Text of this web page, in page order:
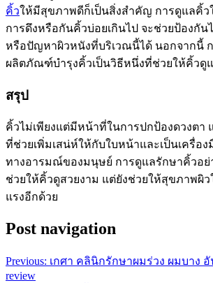
คิ้วให้มีสุขภาพดีก็เป็นสิ่งสำคัญ การดูแลคิ้ว
การดึงหรือกันคิ้วบ่อยเกินไป จะช่วยป้องกัน
หรือปัญหาผิวหนังที่บริเวณนี้ได้ นอกจากนี้
ผลิตภัณฑ์บำรุงคิ้วเป็นวิธีหนึ่งที่ช่วยให้คิ้วดูแ
สรุป
คิ้วไม่เพียงแต่มีหน้าที่ในการปกป้องดวงตา
ที่ช่วยเพิ่มเสน่ห์ให้กับใบหน้าและเป็นเครื่อ
ทางอารมณ์ของมนุษย์ การดูแลรักษาคิ้วอย่
ช่วยให้คิ้วดูสวยงาม แต่ยังช่วยให้สุขภาพผิ
แรงอีกด้วย
Post navigation
Previous: เกศา คลินิกรักษาผมร่วง ผมบาง
review